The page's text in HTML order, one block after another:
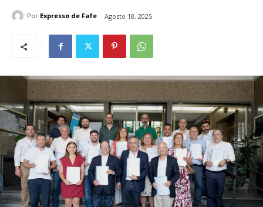
Por Expresso de Fafe Agosto 18, 2025